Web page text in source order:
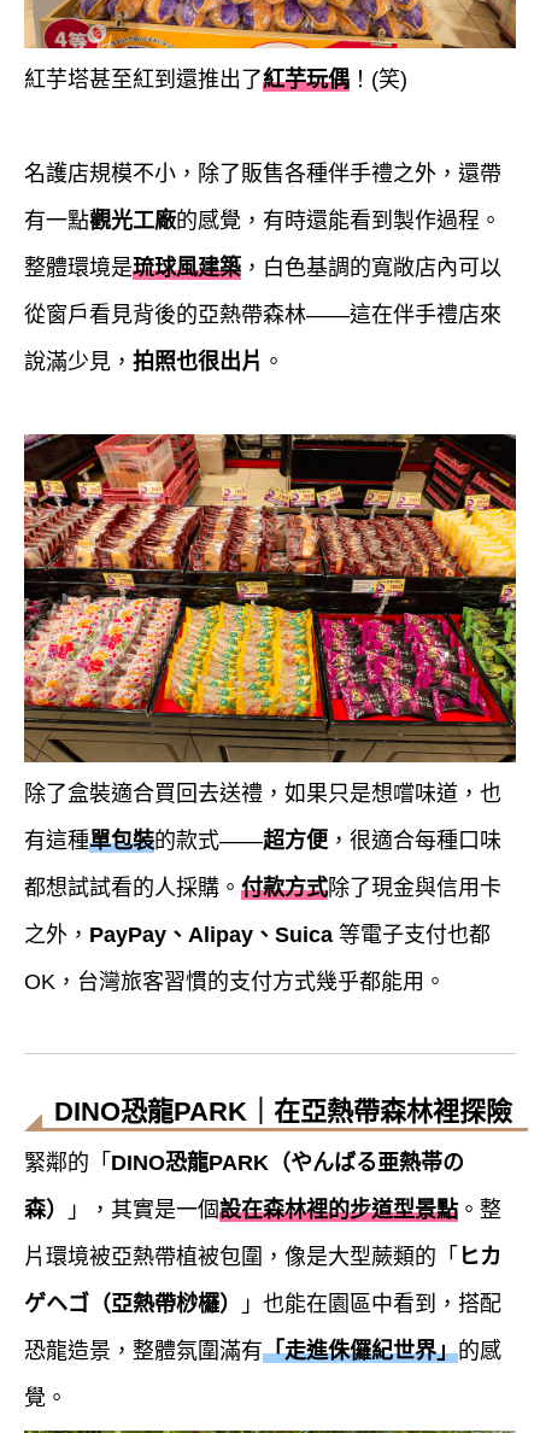
紅芋塔甚至紅到還推出了紅芋玩偶 ！(笑)
名護店規模不小，除了販售各種伴手禮之外，還帶
有一點觀光工廠的感覺，有時還能看到製作過程。
整體環境是琉球風建築 ，白色基調的寬敞店內可以
從窗戶看見背後的亞熱帶森林——這在伴手禮店來
說滿少見， 拍照也很出片 。
除了盒裝適合買回去送禮，如果只是想嚐味道，也
有這種單包裝的款式——超方便 ，很適合每種口味
都想試試看的人採購。 付款方式除了現金與信用卡
之外， PayPay、Alipay、Suica 等電子支付也都
OK，台灣旅客習慣的支付方式幾乎都能用。
DINO恐龍PARK｜在亞熱帶森林裡探險
緊鄰的「 DINO恐龍PARK（やんばる亜熱帯の
森）
」，其實是一個設在森林裡的步道型景點 。整
片環境被亞熱帶植被包圍，像是大型蕨類的「 ヒカ
ゲヘゴ（亞熱帶桫欏）
」也能在園區中看到，搭配
恐龍造景，整體氛圍滿有「走進侏儸紀世界」的感
覺。